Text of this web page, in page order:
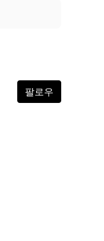
팔로우